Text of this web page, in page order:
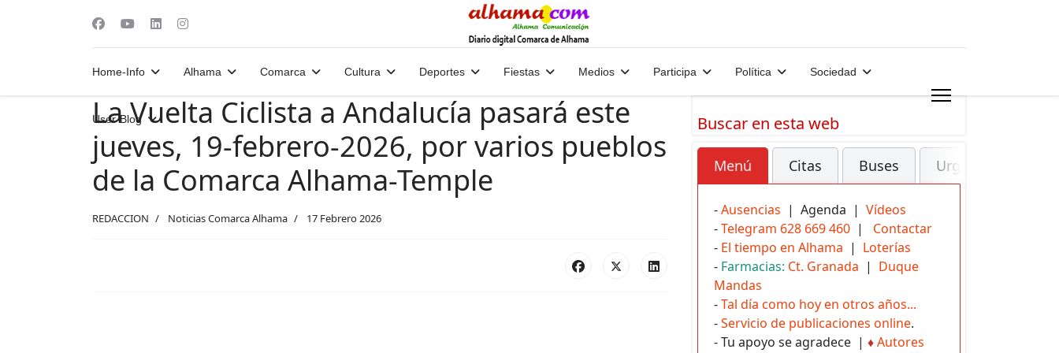
Home-Info Alhama Comarca Cultura Deportes Fiestas Medios Participa Política Sociedad
User-Blog
La Vuelta Ciclista a Andalucía pasará este
jueves, 19-febrero-2026, por varios pueblos
de la Comarca Alhama-Temple
REDACCION Noticias Comarca Alhama 17 Febrero 2026
Buscar en esta web
Menú Citas Buses Urgencias
-Ausencias | Agenda | Vídeos
-Telegram 628 669 460 | Contactar
- El tiempo en Alhama | Loterías
- Farmacias: Ct. Granada | Duque
Mandas
-Tal día como hoy en otros años...
-Servicio de publicaciones online.
- Tu apoyo se agradece | ♦Autores